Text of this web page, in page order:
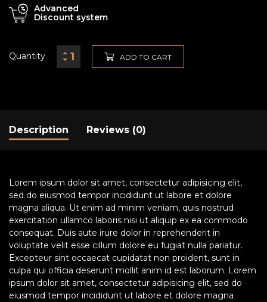
Advanced
Discount system
Quantity ADD TO CART
Description Reviews (0)
Lorem ipsum dolor sit amet, consectetur adipisicing elit,
sed do eiusmod tempor incididunt ut labore et dolore
magna aliqua. Ut enim ad minim veniam, quis nostrud
exercitation ullamco laboris nisi ut aliquip ex ea commodo
consequat. Duis aute irure dolor in reprehenderit in
voluptate velit esse cillum dolore eu fugiat nulla pariatur.
Excepteur sint occaecat cupidatat non proident, sunt in
culpa qui officia deserunt mollit anim id est laborum. Lorem
ipsum dolor sit amet, consectetur adipisicing elit, sed do
eiusmod tempor incididunt ut labore et dolore magna